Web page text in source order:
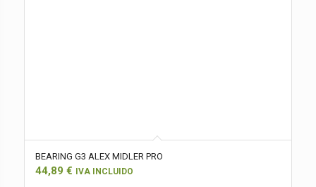
BEARING G3 ALEX MIDLER PRO
44,89 € IVA INCLUIDO